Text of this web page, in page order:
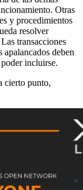
Otras
y procedimientos
resolver
transacciones
apalancados deben
incluirse.
cierto punto,